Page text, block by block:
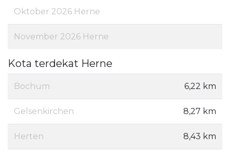
Oktober 2026 Herne
November 2026 Herne
Kota terdekat Herne
Bochum 6,22 km
Gelsenkirchen 8,27 km
Herten 8,43 km